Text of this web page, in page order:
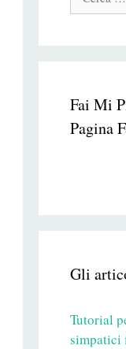
Fai Mi
Pagina
Gli
Tutorial
simpatici